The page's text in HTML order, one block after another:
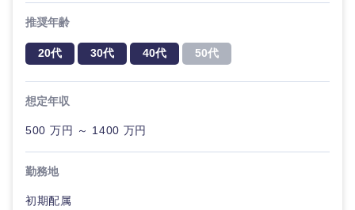
推奨年齢
20代 30代 40代 50代
想定年収
500 万円 ～ 1400 万円
勤務地
初期配属